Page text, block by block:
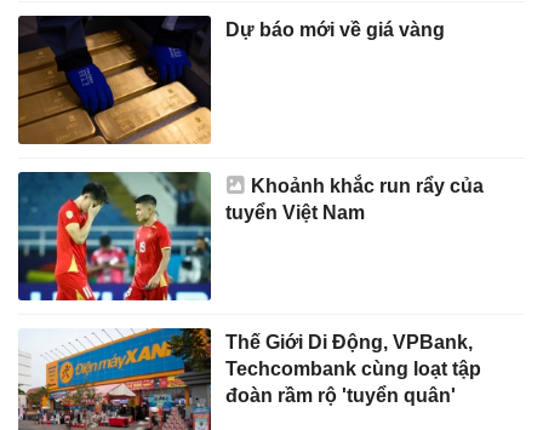
Dự báo mới về giá vàng
Khoảnh khắc run rẩy của
tuyển Việt Nam
Thế Giới Di Động, VPBank,
Techcombank cùng loạt tập
đoàn rầm rộ 'tuyển quân'